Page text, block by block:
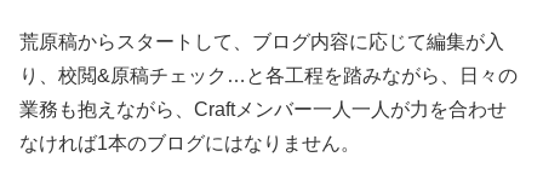
荒原稿からスタートして、ブログ内容に応じて編集が入
り、校閲&原稿チェック…と各工程を踏みながら、日々の
業務も抱えながら、Craftメンバー一人一人が力を合わせ
なければ1本のブログにはなりません。